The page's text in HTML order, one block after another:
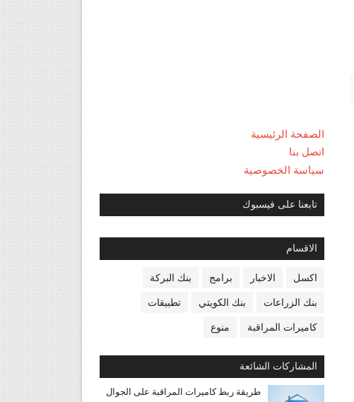
الصفحة الرئيسية
اتصل بنا
سياسة الخصوصية
تابعنا على فيسبوك
الاقسام
اكسل الاخبار برامج بنك البركة
بنك الزراعات بنك الكويتي تطبيقات
كاميرات المراقبة منوع
المشاركات الشائعة
طريقة ربط كاميرات المراقبة على الجوال